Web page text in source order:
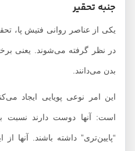
جنبه تحقیر
یکی از عناصر روانی فتیش پا، تحقیر
در نظر گرفته می‌شوند. یعنی برخی
بدن می‌دانند.
این امر نوعی پویایی ایجاد می‌کند
است: آنها دوست دارند نسبت به
“پایین‌تری” داشته باشند. آنها از